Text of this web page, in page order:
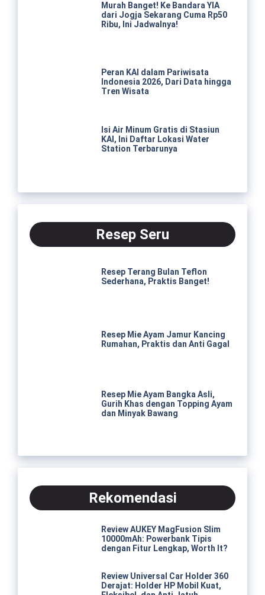
Murah Banget! Ke Bandara YIA
dari Jogja Sekarang Cuma Rp50
Ribu, Ini Jadwalnya!
Peran KAI dalam Pariwisata
Indonesia 2026, Dari Data hingga
Tren Wisata
Isi Air Minum Gratis di Stasiun
KAI, Ini Daftar Lokasi Water
Station Terbarunya
Resep Seru
Resep Terang Bulan Teflon
Sederhana, Praktis Banget!
Resep Mie Ayam Jamur Kancing
Rumahan, Praktis dan Anti Gagal
Resep Mie Ayam Bangka Asli,
Gurih Khas dengan Topping Ayam
dan Minyak Bawang
Rekomendasi
Review AUKEY MagFusion Slim
10000mAh: Powerbank Tipis
dengan Fitur Lengkap, Worth It?
Review Universal Car Holder 360
Derajat: Holder HP Mobil Kuat,